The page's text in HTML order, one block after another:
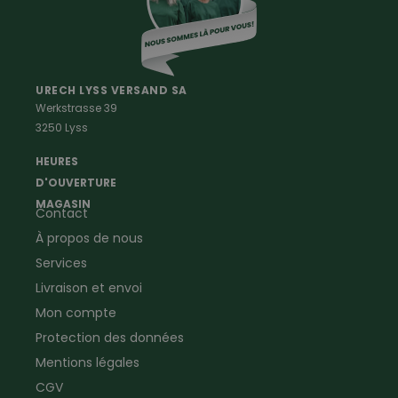
Vetements Outdoor Enfants
Vetements Outdoor Femmes
Vêtements de peintre
Vêtements de menuisier
Vêtements d'ouvrier
Ramoneur
Vêtements de signalisation
Jardinage
Plombier
Electricien
Vêtements d'entreprise
URECH LYSS VERSAND SA
Werkstrasse 39
3250 Lyss
HEURES
D'OUVERTURE
MAGASIN
Contact
À propos de nous
Services
Livraison et envoi
Mon compte
Protection des données
Mentions légales
CGV